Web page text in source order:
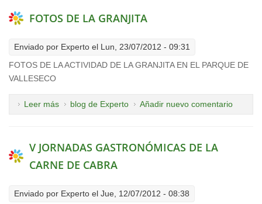
FOTOS DE LA GRANJITA
Enviado por Experto el Lun, 23/07/2012 - 09:31
FOTOS DE LA ACTIVIDAD DE LA GRANJITA EN EL PARQUE DE
VALLESECO
Leer más sobre FOTOS DE LA GRANJITA
blog de Experto Añadir nuevo comentario
V JORNADAS GASTRONÓMICAS DE LA
CARNE DE CABRA
Enviado por Experto el Jue, 12/07/2012 - 08:38